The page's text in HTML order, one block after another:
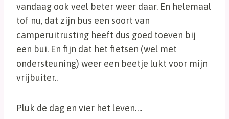
vandaag ook veel beter weer daar. En helemaal
tof nu, dat zijn bus een soort van
camperuitrusting heeft dus goed toeven bij
een bui. En fijn dat het fietsen (wel met
ondersteuning) weer een beetje lukt voor mijn
vrijbuiter..
Pluk de dag en vier het leven….